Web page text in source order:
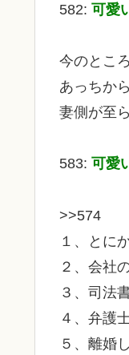
582: 可愛
今のとこ
あっちか
妻側が至
583: 可愛
>>574
１、とに
２、会社
３、司法
４、弁護
５、離婚